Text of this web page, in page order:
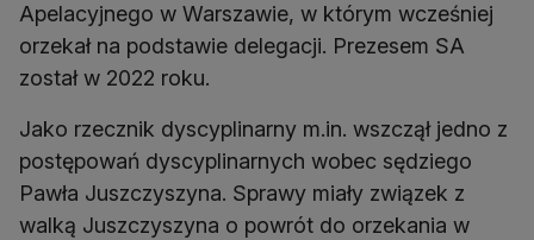
Apelacyjnego w Warszawie, w którym wcześniej
orzekał na podstawie delegacji. Prezesem SA
został w 2022 roku.
Jako rzecznik dyscyplinarny m.in. wszczął jedno z
postępowań dyscyplinarnych wobec sędziego
Pawła Juszczyszyna. Sprawy miały związek z
walką Juszczyszyna o powrót do orzekania w